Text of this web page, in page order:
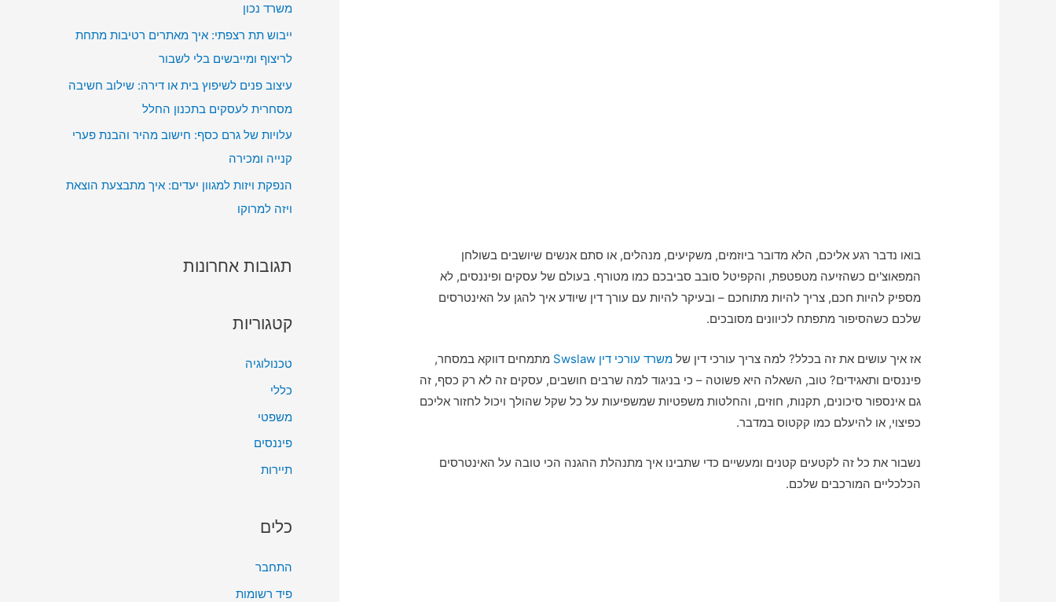
בואו נדבר רגע אליכם, הלא מדובר ביוזמים, משקיעים, מנהלים, או סתם אנשים שיושבים בשולחן
המפאוצ'ים כשהזיעה מטפטפת, והקפיטל סובב סביבכם כמו מטורף. בעולם של עסקים ופיננסים, לא
מספיק להיות חכם, צריך להיות מתוחכם – ובעיקר להיות עם עורך דין שיודע איך להגן על האינטרסים
שלכם כשהסיפור מתפתח לכיוונים מסובכים.
אז איך עושים את זה בכלל? למה צריך עורכי דין שלמשרד עורכי דין Swslaw
מתמחים דווקא במסחר,
פיננסים ותאגידים? טוב, השאלה היא פשוטה – כי בניגוד למה שרבים חושבים, עסקים זה לא רק כסף, זה
גם אינספור סיכונים, תקנות, חוזים, והחלטות משפטיות שמשפיעות על כל שקל שהולך ויכול לחזור אליכם
כפיצוי, או להיעלם כמו קקטוס במדבר.
נשבור את כל זה לקטעים קטנים ומעשיים כדי שתבינו איך מתנהלת ההגנה הכי טובה על האינטרסים
הכלכליים המורכבים שלכם.
משרד נכון
ייבוש תת רצפתי: איך מאתרים רטיבות מתחת
לריצוף ומייבשים בלי לשבור
עיצוב פנים לשיפוץ בית או דירה: שילוב חשיבה
מסחרית לעסקים בתכנון החלל
עלויות של גרם כסף: חישוב מהיר והבנת פערי
קנייה ומכירה
הנפקת ויזות למגוון יעדים: איך מתבצעת הוצאת
ויזה למרוקו
תגובות אחרונות
קטגוריות
טכנולוגיה
כללי
משפטי
פיננסים
תיירות
כלים
התחבר
פיד רשומות